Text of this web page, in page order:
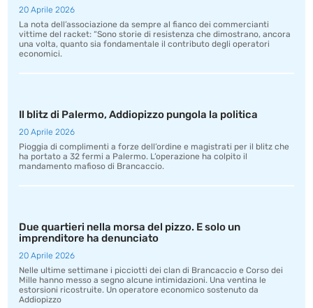
20 Aprile 2026
La nota dell’associazione da sempre al fianco dei commercianti
vittime del racket: “Sono storie di resistenza che dimostrano, ancora
una volta, quanto sia fondamentale il contributo degli operatori
economici.
Il blitz di Palermo, Addiopizzo pungola la politica
20 Aprile 2026
Pioggia di complimenti a forze dell’ordine e magistrati per il blitz che
ha portato a 32 fermi a Palermo. L’operazione ha colpito il
mandamento mafioso di Brancaccio.
Due quartieri nella morsa del pizzo. E solo un
imprenditore ha denunciato
20 Aprile 2026
Nelle ultime settimane i picciotti dei clan di Brancaccio e Corso dei
Mille hanno messo a segno alcune intimidazioni. Una ventina le
estorsioni ricostruite. Un operatore economico sostenuto da
Addiopizzo